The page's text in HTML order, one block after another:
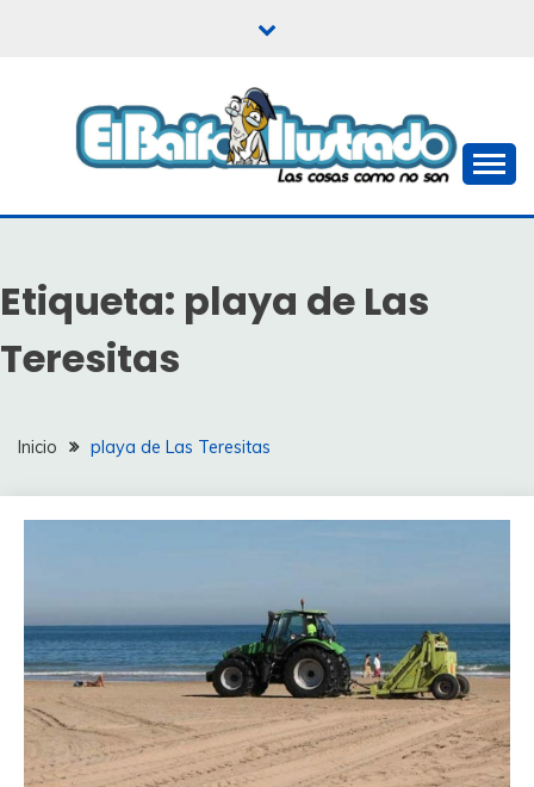
EL BAIFO ILUSTRADO
Etiqueta: playa de Las
Teresitas
Inicio playa de Las Teresitas